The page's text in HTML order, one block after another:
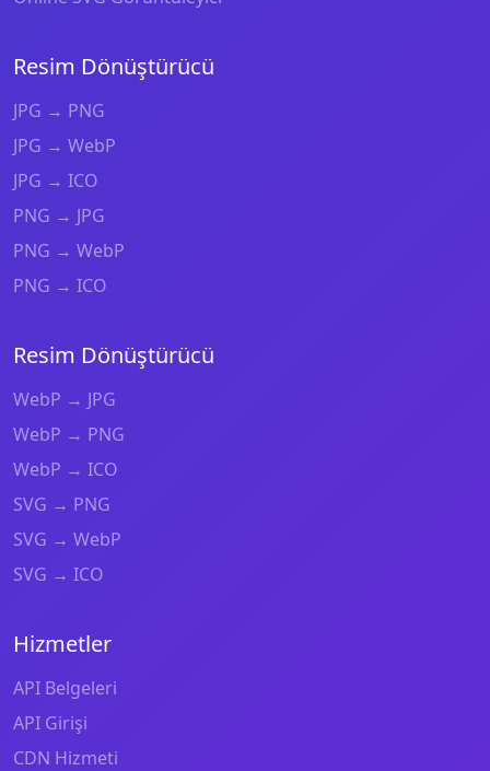
Resim Dönüştürücü
JPG → PNG
JPG → WebP
JPG → ICO
PNG → JPG
PNG → WebP
PNG → ICO
Resim Dönüştürücü
WebP → JPG
WebP → PNG
WebP → ICO
SVG → PNG
SVG → WebP
SVG → ICO
Hizmetler
API Belgeleri
API Girişi
CDN Hizmeti